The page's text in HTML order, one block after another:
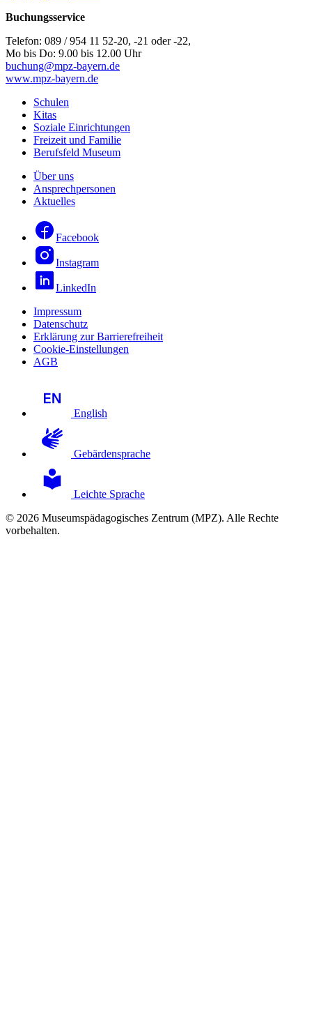
Buchungsservice
Telefon: 089 / 954 11 52-20, -21 oder -22,
Mo bis Do: 9.00 bis 12.00 Uhr
buchung@mpz-bayern.de
www.mpz-bayern.de
Schulen
Kitas
Soziale Einrichtungen
Freizeit und Familie
Berufsfeld Museum
Über uns
Ansprechpersonen
Aktuelles
Facebook
Instagram
LinkedIn
Impressum
Datenschutz
Erklärung zur Barrierefreiheit
Cookie-Einstellungen
AGB
English
Gebärdensprache
Leichte Sprache
© 2026 Museumspädagogisches Zentrum (MPZ). Alle Rechte
vorbehalten.